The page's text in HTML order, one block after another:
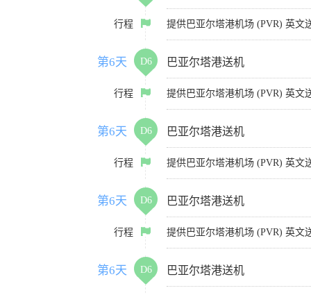
行程 提供巴亚尔塔港机场 (PVR) 英文
第6天 D6 巴亚尔塔港送机
行程 提供巴亚尔塔港机场 (PVR) 英文
第6天 D6 巴亚尔塔港送机
行程 提供巴亚尔塔港机场 (PVR) 英文
第6天 D6 巴亚尔塔港送机
行程 提供巴亚尔塔港机场 (PVR) 英文
第6天 D6 巴亚尔塔港送机